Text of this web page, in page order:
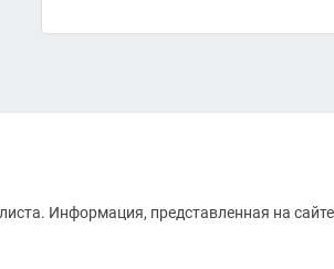
Информация, представленная на